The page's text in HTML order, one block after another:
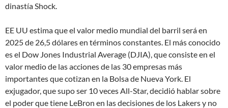
dinastía Shock.
EE UU estima que el valor medio mundial del barril será en
2025 de 26,5 dólares en términos constantes. El más conocido
es el Dow Jones Industrial Average (DJIA), que consiste en el
valor medio de las acciones de las 30 empresas más
importantes que cotizan en la Bolsa de Nueva York. El
exjugador, que supo ser 10 veces All-Star, decidió hablar sobre
el poder que tiene LeBron en las decisiones de los Lakers y no